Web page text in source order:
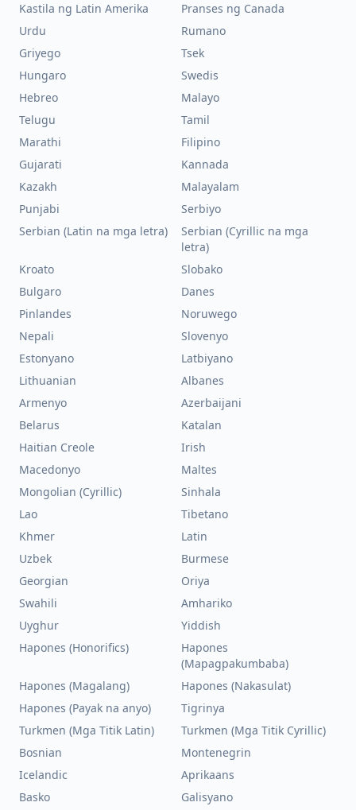
Kastila ng Latin Amerika
Pranses ng Canada
Urdu
Rumano
Griyego
Tsek
Hungaro
Swedis
Hebreo
Malayo
Telugu
Tamil
Marathi
Filipino
Gujarati
Kannada
Kazakh
Malayalam
Punjabi
Serbiyo
Serbian (Latin na mga letra)
Serbian (Cyrillic na mga
letra)
Kroato
Slobako
Bulgaro
Danes
Pinlandes
Noruwego
Nepali
Slovenyo
Estonyano
Latbiyano
Lithuanian
Albanes
Armenyo
Azerbaijani
Belarus
Katalan
Haitian Creole
Irish
Macedonyo
Maltes
Mongolian (Cyrillic)
Sinhala
Lao
Tibetano
Khmer
Latin
Uzbek
Burmese
Georgian
Oriya
Swahili
Amhariko
Uyghur
Yiddish
Hapones (Honorifics)
Hapones
(Mapagpakumbaba)
Hapones (Magalang)
Hapones (Nakasulat)
Hapones (Payak na anyo)
Tigrinya
Turkmen (Mga Titik Latin)
Turkmen (Mga Titik Cyrillic)
Bosnian
Montenegrin
Icelandic
Aprikaans
Basko
Galisyano